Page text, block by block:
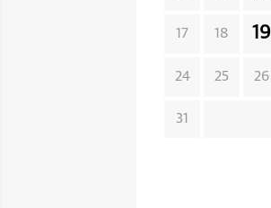
17 18 19
24 25 26
31